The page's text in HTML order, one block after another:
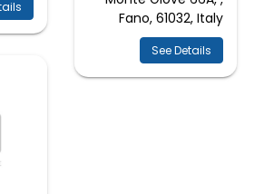
Fano, 61032, Italy
See Details